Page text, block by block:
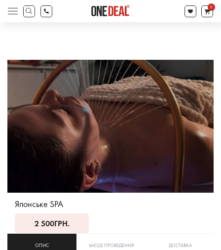
search
Products
search
0
Японське SPA
2 500ГРН.
ОПИС МІСЦЕ ПРОВЕДЕННЯ ДОСТАВКА